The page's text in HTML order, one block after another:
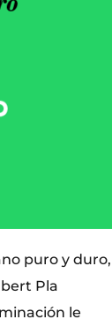
puro y duro,
Pla
le